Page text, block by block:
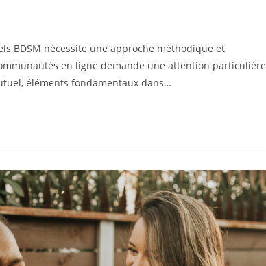
BDSM nécessite une approche méthodique et
en ligne demande une attention particulière
éléments fondamentaux dans…